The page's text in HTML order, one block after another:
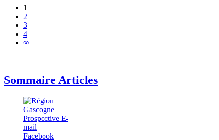
1
2
3
4
∞
Sommaire Articles